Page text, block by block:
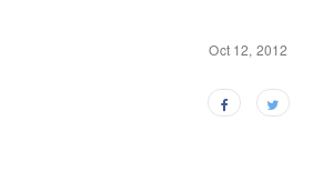
Oct 12, 2012